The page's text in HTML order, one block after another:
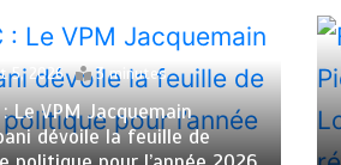
5, 2026 3 minutes
: Le VPM Jacquemain
dévoile la feuille de